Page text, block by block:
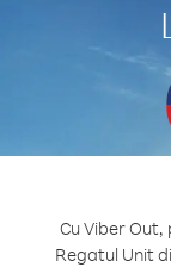
Cu Viber
Regatul Unit